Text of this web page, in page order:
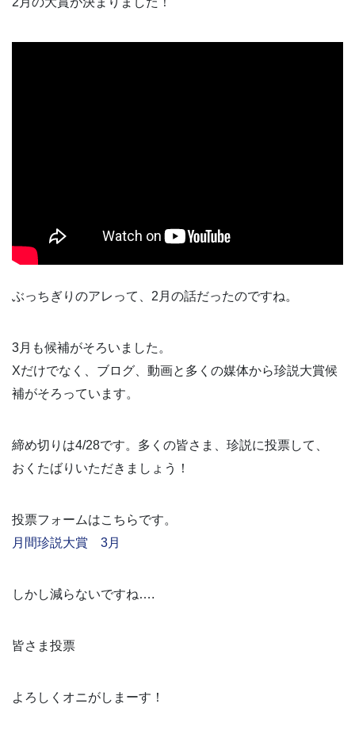
ぶっちぎりのアレって、2月の話だったのですね。
3月も候補がそろいました。
Xだけでなく、ブログ、動画と多くの媒体から珍説大賞候
補がそろっています。
締め切りは4/28です。多くの皆さま、珍説に投票して、
おくたばりいただきましょう！
投票フォームはこちらです。
月間珍説大賞 3月
しかし減らないですね….
皆さま投票
よろしくオニがしまーす！